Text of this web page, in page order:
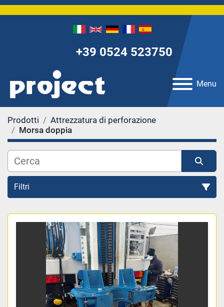
Menu
+39 0524 523750
Prodotti
Attrezzatura di perforazione
Morsa doppia
Filtri
Morsa doppia (2)
Ordina per